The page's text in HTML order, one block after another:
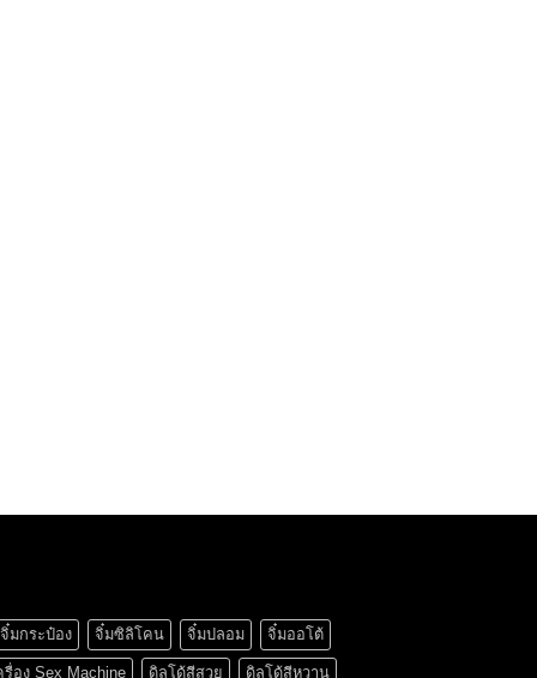
จิ๋มกระป๋อง จิ๋มซิลิโคน จิ๋มปลอม จิ๋มออโต้
อง Sex Machine ดิลโด้สีสวย ดิลโด้สีหวาน